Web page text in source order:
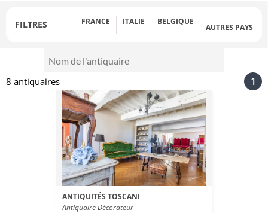
FILTRES FRANCE ITALIE BELGIQUE
AUTRES PAYS
Nom
l'antiquaire
8 antiquaires 1
ANTIQUITÉS TOSCANI
Antiquaire Décorateur